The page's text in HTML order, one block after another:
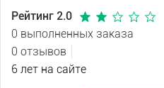
Рейтинг 2.0
0 выполненных заказа
0 отзывов
6 лет на сайте